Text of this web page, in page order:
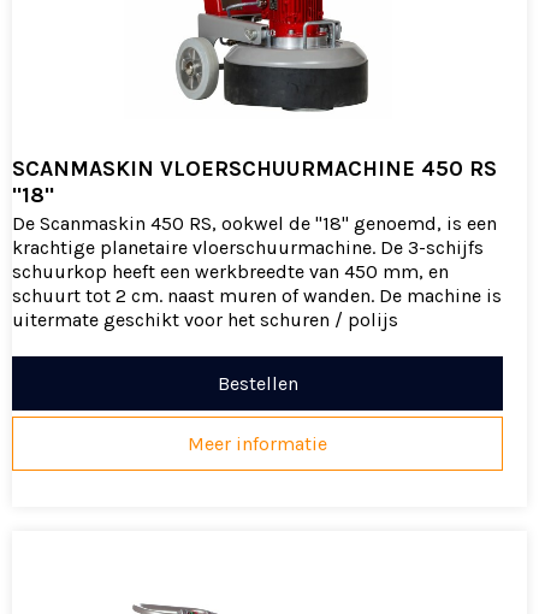
SCANMASKIN VLOERSCHUURMACHINE 450 RS
''18''
De Scanmaskin 450 RS, ookwel de ''18'' genoemd, is een
krachtige planetaire vloerschuurmachine. De 3-schijfs
schuurkop heeft een werkbreedte van 450 mm, en
schuurt tot 2 cm. naast muren of wanden. De machine is
uitermate geschikt voor het schuren / polijs
Bestellen
Meer informatie